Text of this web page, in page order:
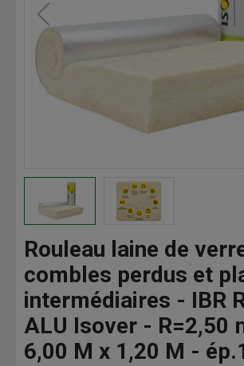
Rouleau laine de
combles perdus et
intermédiaires - IBR
ALU Isover - R=2,50
6,00 M x 1,20 M -